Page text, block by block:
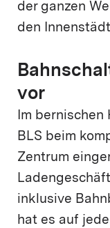
der ganzen
den
vor
Im bernischen
BLS beim
Zentrum
inklusive
hat es auf